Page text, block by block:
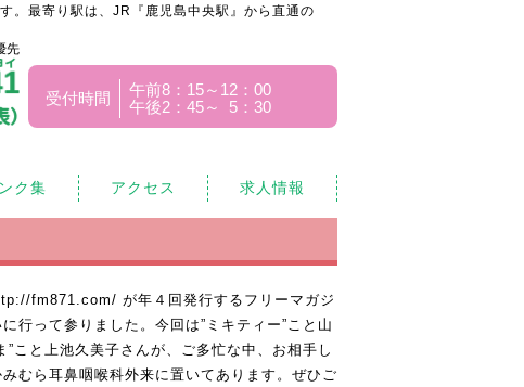
。最寄り駅は、JR『鹿児島中央駅』から直通の
先
受付時間
午前8：15～12：00
午後2：45～ 5：30
ク集 アクセス 求人情報
fm871.com/ が年４回発行するフリーマガジ
行って参りました。今回は”ミキティー”こと山
こと上池久美子さんが、ご多忙な中、お相手し
むら耳鼻咽喉科外来に置いてあります。 ぜひご